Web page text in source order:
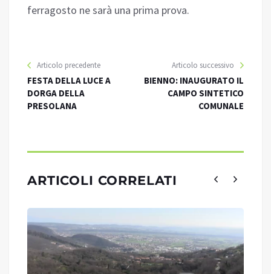
ferragosto ne sarà una prima prova.
Articolo precedente
FESTA DELLA LUCE A
DORGA DELLA
PRESOLANA
Articolo successivo
BIENNO: INAUGURATO IL
CAMPO SINTETICO
COMUNALE
ARTICOLI CORRELATI